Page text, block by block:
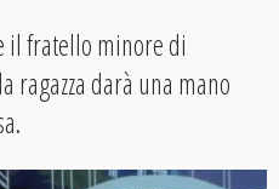
fratello minore di
ragazza darà una mano